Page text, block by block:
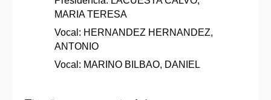
MARIA TERESA
Vocal: HERNANDEZ HERNANDEZ,
ANTONIO
Vocal: MARINO BILBAO, DANIEL